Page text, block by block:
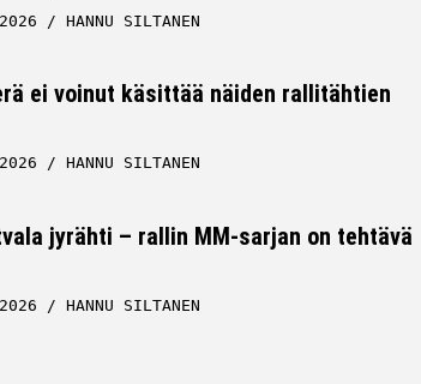
HANNU SILTANEN
ei voinut käsittää näiden rallitähtien
HANNU SILTANEN
jyrähti – rallin MM-sarjan on tehtävä
HANNU SILTANEN